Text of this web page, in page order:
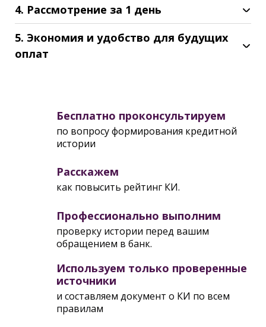
4. Рассмотрение за 1 день
5. Экономия и удобство для будущих
оплат
Бесплатно проконсультируем
по вопросу формирования кредитной
истории
Расскажем
как повысить рейтинг КИ.
Профессионально выполним
проверку истории перед вашим
обращением в банк.
Используем только проверенные
источники
и составляем документ о КИ по всем
правилам